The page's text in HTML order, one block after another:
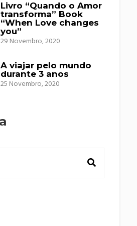
Livro “Quando o Amor
transforma” Book
“When Love changes
you”
29 Novembro, 2020
A viajar pelo mundo
durante 3 anos
25 Novembro, 2020